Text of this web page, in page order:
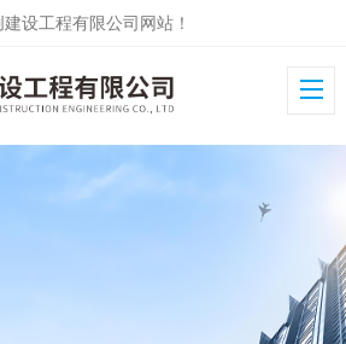
设工程有限公司网站！